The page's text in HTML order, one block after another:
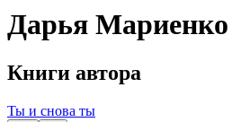
Дарья Мариенко
Книги автора
Ты и снова ты